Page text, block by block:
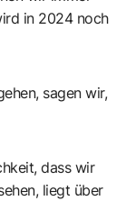
in 2024 noch
sagen wir,
dass wir
liegt über